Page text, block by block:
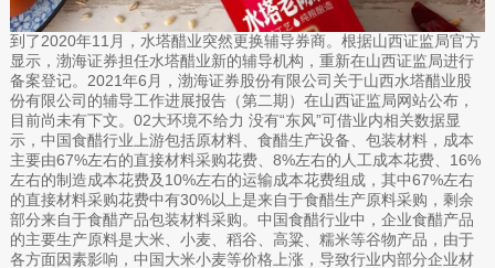
到了2020年11月，水塔醋业突然更换辅导券商。根据山西证监局官方
显示，渤海证券担任水塔醋业新的辅导机构，重新在山西证监局进行
备案登记。2021年6月，渤海证券股份有限公司关于山西水塔醋业股
份有限公司的辅导工作进展报告（第二期）在山西证监局网站公布，
目前尚未有下文。02大环境不给力 没有“东风”可借业内相关数据显
示，中国食醋行业上游包括原材料、食醋生产设备、包装材料，成本
主要由67%左右的直接材料采购花费、8%左右的人工成本花费、16%
左右的制造成本花费及10%左右的运输成本花费组成，其中67%左右
的直接材料采购花费中有30%以上是来自于食醋生产原料采购，剩余
部分来自于食醋产品包装材料采购。中国食醋行业中，企业食醋产品
的主要生产原料是大米、小麦、稻谷、高粱、糯米等谷物产品，由于
各方面因素影响，中国大米小麦等价格上涨，导致行业内部分企业材